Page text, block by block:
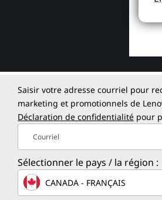
Saisir votre adresse courriel pour
marketing et promotionnels de
Déclaration de confidentialité pour
Courriel
Sélectionner le pays / la région :
CANADA - FRANÇAIS